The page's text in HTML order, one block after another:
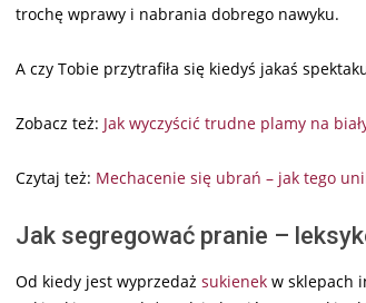
trochę wprawy i nabrania dobrego nawyku.
A czy Tobie przytrafiła się kiedyś jakaś
Zobacz też: Jak wyczyścić trudne plamy na
Czytaj też: Mechacenie się ubrań – jak tego
Jak segregować pranie –
Od kiedy jest wyprzedaż sukienek w sklepach